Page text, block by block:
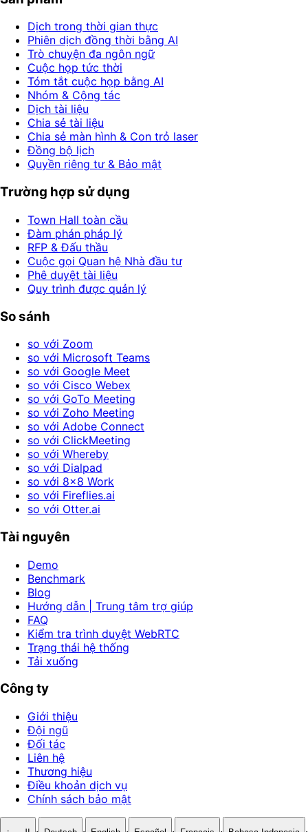
Dịch trong thời gian thực
Phiên dịch đồng thời bằng AI
Trò chuyện đa ngôn ngữ
Cuộc họp tức thời
Tóm tắt cuộc họp bằng AI
Nhóm & Cộng tác
Dịch tài liệu
Chia sẻ tài liệu
Chia sẻ màn hình & Con trỏ laser
Đồng bộ lịch
Quyền riêng tư & Bảo mật
Trường hợp sử dụng
Town Hall toàn cầu
Đàm phán pháp lý
RFP & Đấu thầu
Cuộc gọi Quan hệ Nhà đầu tư
Phê duyệt tài liệu
Quy trình được quản lý
So sánh
so với Zoom
so với Microsoft Teams
so với Google Meet
so với Cisco Webex
so với GoTo Meeting
so với Zoho Meeting
so với Adobe Connect
so với ClickMeeting
so với Whereby
so với Dialpad
so với 8x8 Work
so với Fireflies.ai
so với Otter.ai
Tài nguyên
Demo
Benchmark
Blog
Hướng dẫn | Trung tâm trợ giúp
FAQ
Kiểm tra trình duyệt WebRTC
Trạng thái hệ thống
Tải xuống
Công ty
Giới thiệu
Đội ngũ
Đối tác
Liên hệ
Thương hiệu
Điều khoản dịch vụ
Chính sách bảo mật